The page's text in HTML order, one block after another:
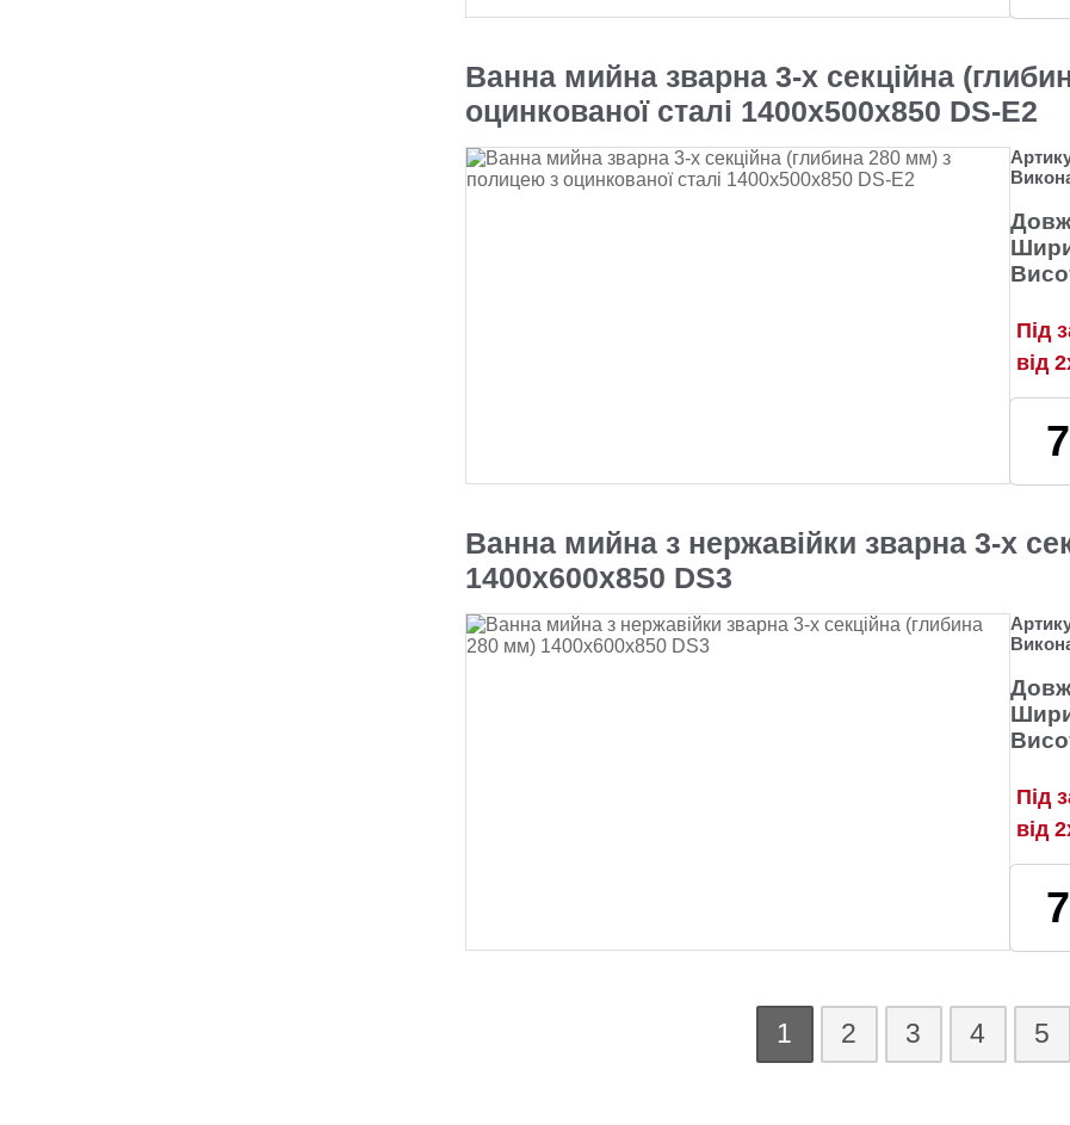
Ванна мийна зварна 3-х секційна
оцинкованої сталі 1400х500х850 DS-E2
Під
від
Ванна мийна з нержавійки зварна 3-х
1400х600х850 DS3
Під
від
1 2 3 4 5